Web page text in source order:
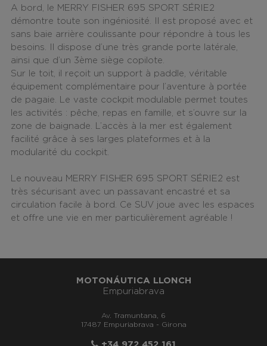
A bord, le MERRY FISHER 695 SPORT SÉRIE2
démontre toute son ingéniosité. Il est proposé avec et
sans baie arrière coulissante pour répondre à tous les
besoins. Il dispose d’une très grande porte latérale,
ainsi que d’un 3ème siège copilote.
Sur le toit, il reçoit un support à paddle, véritable
équipement complémentaire pour l’aventure à portée
de pagaie . Le vaste cockpit modulable permet toutes
les activités : pêche, repas en famille, et s’ouvre sur la
zone de baignade. L’accès à la mer est également
facilité grâce à ses larges plateformes et à la
modularité du cockpit.
Le nouveau MERRY FISHER 695 SPORT SÉRIE2 est
très sécurisant avec un passavant encastré et sa
circulation facile à bord. Ce SUV joue avec les espaces
et offre une vie en mer particulièrement agréable !
MOTONÁUTICA LLONCH
Empuriabrava
Av. Tramuntana, 6
17487 Empuriabrava - Girona